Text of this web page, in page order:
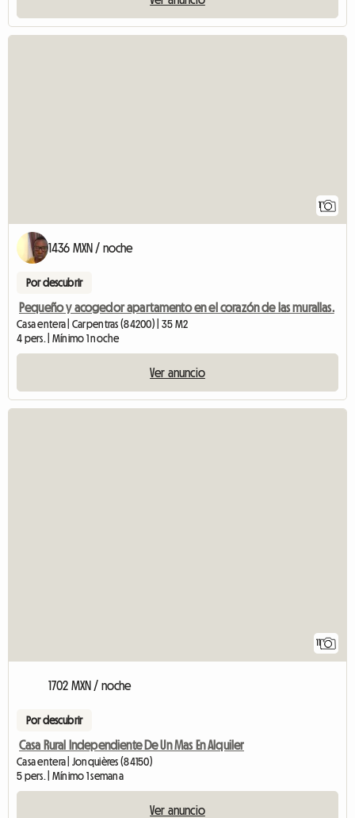
1
1436 MXN / noche
Por descubrir
Pequeño y acogedor apartamento en el corazón de las murallas.
Casa entera | Carpentras (84200) | 35 M2
4 pers. | Mínimo 1 noche
Ver anuncio
11
1702 MXN / noche
Por descubrir
Casa Rural Independiente De Un Mas En Alquiler
Casa entera | Jonquières (84150)
5 pers. | Mínimo 1 semana
Ver anuncio